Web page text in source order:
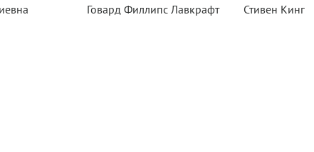
Говард Филлипс Лавкрафт
Стивен Кинг